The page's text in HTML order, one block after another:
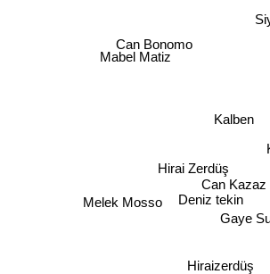
Hirai Zerdüş
Mabel Matiz
Hiraizerdüş
Can Bonomo
Deniz tekin
Kalben
Can Kazaz
Melek Mosso
Gaye